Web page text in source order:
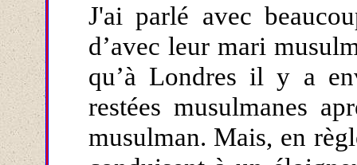
J'ai parlé avec
d’avec leur mari
qu’à Londres il y a
restées musulmanes
musulman. Mais, en